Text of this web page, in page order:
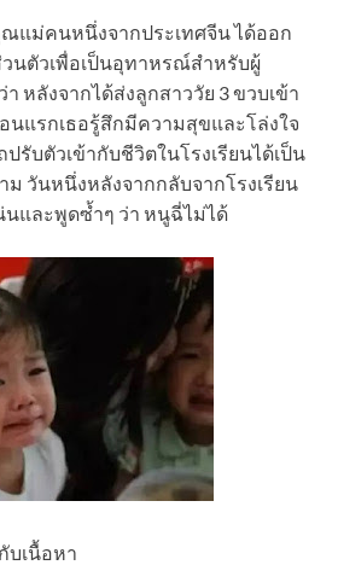
ณแม่คนหนึ่งจากประเทศจีน ได้ออก
นตัวเพื่อเป็นอุทาหรณ์สำหรับผู้
หลังจากได้ส่งลูกสาววัย 3 ขวบเข้า
นแรกเธอรู้สึกมีความสุขและโล่งใจ
รับตัวเข้ากับชีวิตในโรงเรียนได้เป็น
ม วันหนึ่งหลังจากกลับจากโรงเรียน
นและพูดซ้ำๆ ว่า หนูฉี่ไม่ได้
บเนื้อหา